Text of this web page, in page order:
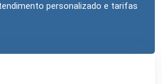
personalizado e tarifas